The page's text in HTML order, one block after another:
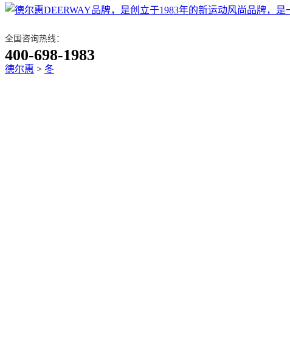
全国咨询热线：
400-698-1983
德尔惠 > 冬